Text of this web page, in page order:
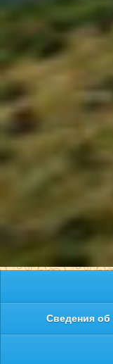
Сведения об